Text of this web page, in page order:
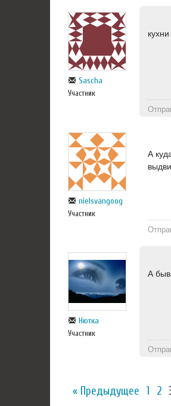
Sascha
Участник
nielsvangoog
Участник
А
Нютка
Участник
А
« Предыдущее 1 2